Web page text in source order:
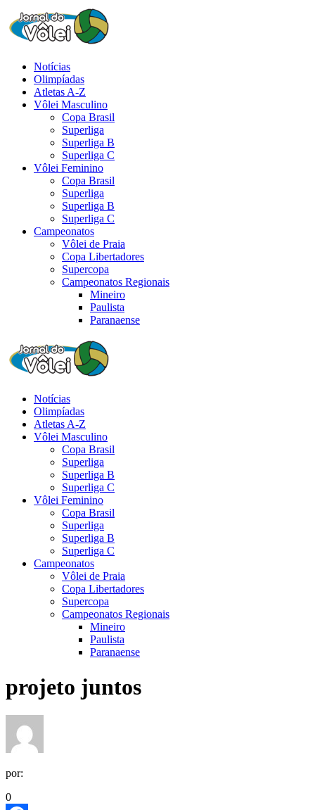
Notícias
Olimpíadas
Atletas A-Z
Vôlei Masculino
Copa Brasil
Superliga
Superliga B
Superliga C
Vôlei Feminino
Copa Brasil
Superliga
Superliga B
Superliga C
Campeonatos
Vôlei de Praia
Copa Libertadores
Supercopa
Campeonatos Regionais
Mineiro
Paulista
Paranaense
Notícias
Olimpíadas
Atletas A-Z
Vôlei Masculino
Copa Brasil
Superliga
Superliga B
Superliga C
Vôlei Feminino
Copa Brasil
Superliga
Superliga B
Superliga C
Campeonatos
Vôlei de Praia
Copa Libertadores
Supercopa
Campeonatos Regionais
Mineiro
Paulista
Paranaense
projeto juntos
por:
0